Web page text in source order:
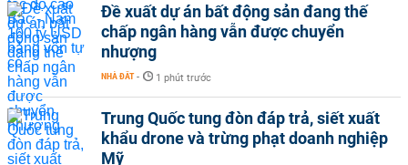
Đề xuất dự án bất động sản đang thế
chấp ngân hàng vẫn được chuyển
nhượng
NHÀ ĐẤT - 1 phút trước
Trung Quốc tung đòn đáp trả, siết xuất
khẩu drone và trừng phạt doanh nghiệp
Mỹ